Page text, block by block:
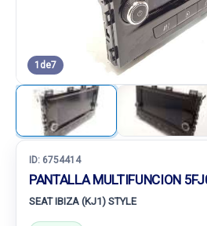
1 de7
ID: 6754414
PANTALLA MULTIFUNCION
SEAT IBIZA (KJ1) STYLE